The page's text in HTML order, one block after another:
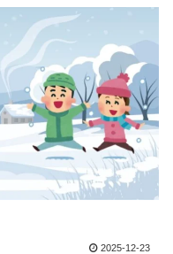
2025-12-23